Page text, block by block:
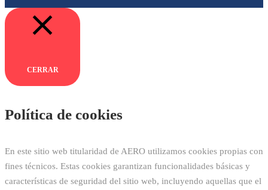
CERRAR
Política de cookies
En este sitio web titularidad de AERO utilizamos cookies propias con
fines técnicos. Estas cookies garantizan funcionalidades básicas y
características de seguridad del sitio web, incluyendo aquellas que el